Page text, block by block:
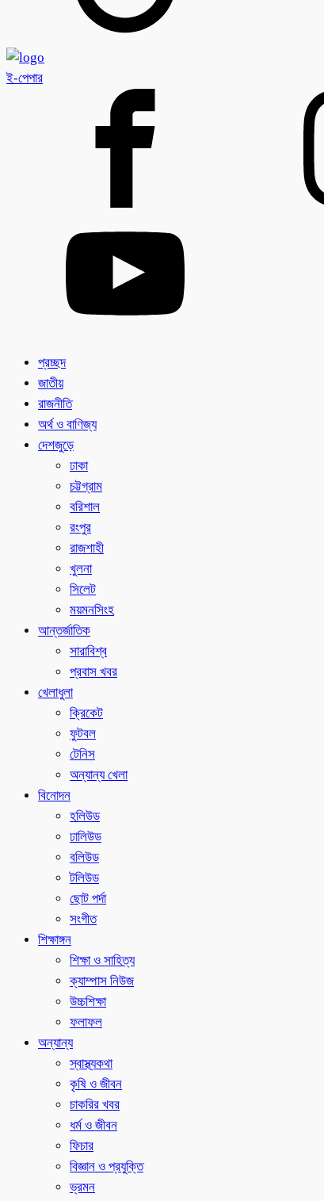
ই-পেপার
প্রচ্ছদ
জাতীয়
রাজনীতি
অর্থ ও বাণিজ্য
দেশজুড়ে
ঢাকা
চট্টগ্রাম
বরিশাল
রংপুর
রাজশাহী
খুলনা
সিলেট
ময়মনসিংহ
আন্তর্জাতিক
সারাবিশ্ব
প্রবাস খবর
খেলাধুলা
ক্রিকেট
ফুটবল
টেনিস
অন্যান্য খেলা
বিনোদন
হলিউড
ঢালিউড
বলিউড
টলিউড
ছোট পর্দা
সংগীত
শিক্ষাঙ্গন
শিক্ষা ও সাহিত্য
ক্যাম্পাস নিউজ
উচ্চশিক্ষা
ফলাফল
অন্যান্য
স্বাস্থ্যকথা
কৃষি ও জীবন
চাকরির খবর
ধর্ম ও জীবন
ফিচার
বিজ্ঞান ও প্রযুক্তি
ভ্রমন